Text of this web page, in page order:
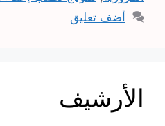
أضف تعليق
الأرشيف